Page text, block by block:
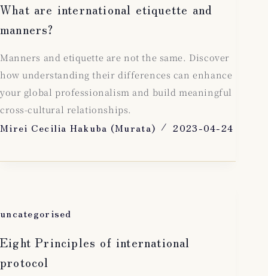
What are international etiquette and
manners?
Manners and etiquette are not the same. Discover
how understanding their differences can enhance
your global professionalism and build meaningful
cross-cultural relationships.
Mirei Cecilia Hakuba (Murata) 2023-04-24
uncategorised
Eight Principles of international
protocol